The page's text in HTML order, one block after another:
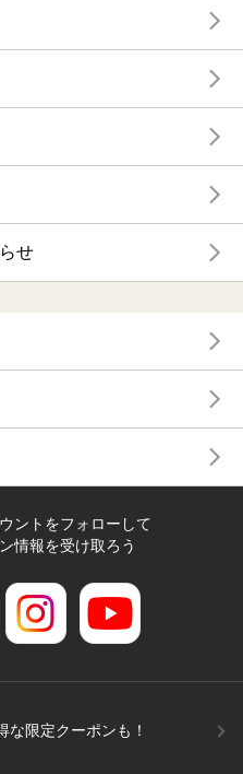
せ
ントをフォローして
情報を受け取ろう
な限定クーポンも！